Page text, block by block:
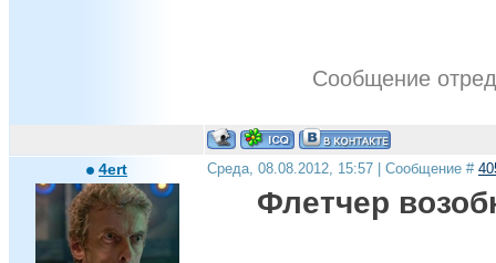
Сообщение
4ert Среда, 08.08.2012, 15:57 | Сообщение #
Флетчер